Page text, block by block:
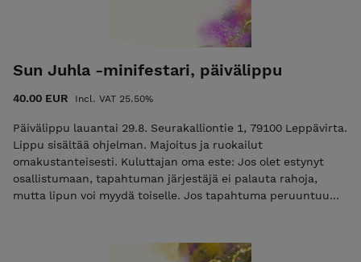
Sun Juhla -minifestari, päivälippu
40.00 EUR Incl. VAT 25.50%
Päivälippu lauantai 29.8. Seurakalliontie 1, 79100 Leppävirta.
Lippu sisältää ohjelman. Majoitus ja ruokailut
omakustanteisesti. Kuluttajan oma este: Jos olet estynyt
osallistumaan, tapahtuman järjestäjä ei palauta rahoja,
mutta lipun voi myydä toiselle. Jos tapahtuma peruuntuu